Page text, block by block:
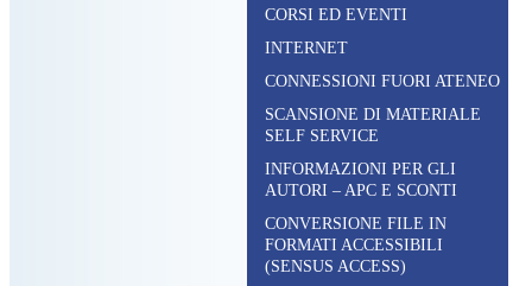
CORSI ED EVENTI
INTERNET
CONNESSIONI FUORI ATENEO
SCANSIONE DI MATERIALE
SELF SERVICE
INFORMAZIONI PER GLI
AUTORI – APC E SCONTI
CONVERSIONE FILE IN
FORMATI ACCESSIBILI
(SENSUS ACCESS)